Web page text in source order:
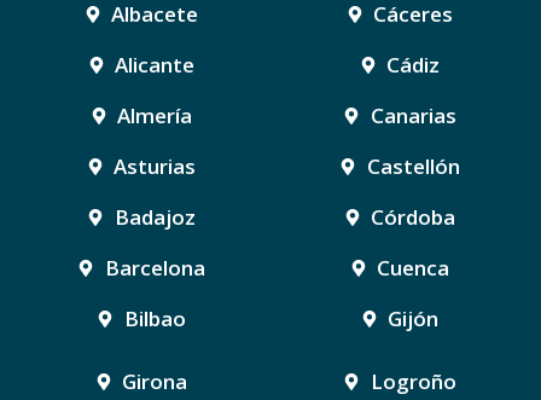
Albacete
Alicante
Almería
Asturias
Badajoz
Barcelona
Bilbao
Cáceres
Cádiz
Canarias
Castellón
Córdoba
Cuenca
Gijón
Girona
Logroño